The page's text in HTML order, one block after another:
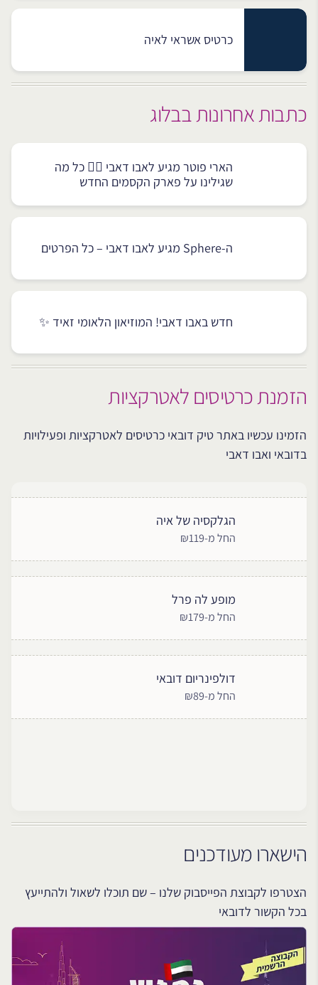
כרטיס אשראי לאיה
כתבות אחרונות בבלוג
הארי פוטר מגיע לאבו דאבי 🧙‍♂️ כל מה
שגילינו על פארק הקסמים החדש
ה-Sphere מגיע לאבו דאבי – כל הפרטים
חדש באבו דאבי! המוזיאון הלאומי זאיד ✨
הזמנת כרטיסים לאטרקציות
הזמינו עכשיו באתר טיק דובאי כרטיסים לאטרקציות ופעילויות
בדובאי ואבו דאבי
הגלקסיה של איה
החל מ-₪119
מופע לה פרל
החל מ-₪179
דולפינריום דובאי
החל מ-₪89
הישארו מעודכנים
הצטרפו לקבוצת הפייסבוק שלנו – שם תוכלו לשאול ולהתייעץ
בכל הקשור לדובאי